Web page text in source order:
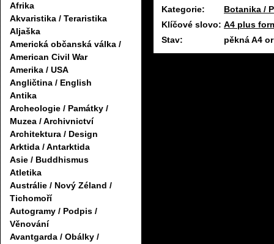
Afrika
Akvaristika / Teraristika
Aljaška
Americká občanská válka /
American Civil War
Amerika / USA
Angličtina / English
Antika
Archeologie / Památky /
Muzea / Archivnictví
Architektura / Design
Arktida / Antarktida
Asie / Buddhismus
Atletika
Austrálie / Nový Zéland /
Tichomoří
Autogramy / Podpis /
Věnování
Avantgarda / Obálky /
Kategorie:
Botanika /
Klíčové slovo: A4 plus
Stav:
pěkná A4